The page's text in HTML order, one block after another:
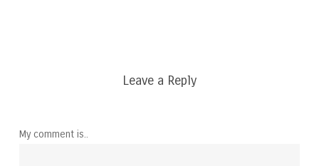
Leave a Reply
My comment is..